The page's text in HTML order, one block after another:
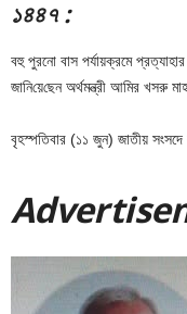
১৪৪৭:
বহু পুরনো বাস পর্যায়ক্রমে
জা‌নি‌য়ে‌ছেন অর্থমন্ত্রী আমির খসরু
বৃহস্পতিবার (১১ জুন) জাতীয় সংসদে
Advertis